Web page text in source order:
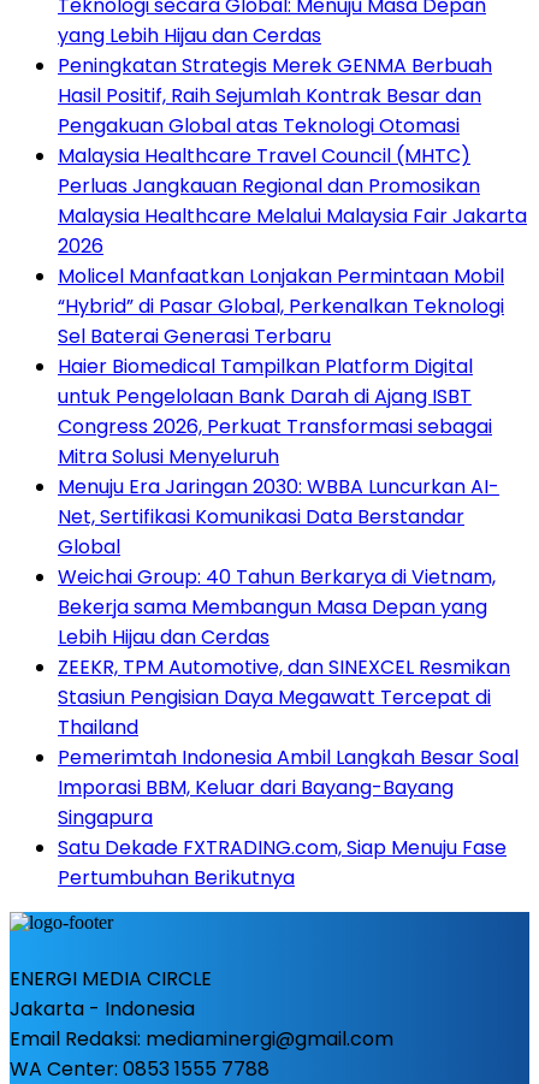
yang Lebih Hijau dan Cerdas
Peningkatan Strategis Merek GENMA Berbuah
Hasil Positif, Raih Sejumlah Kontrak Besar dan
Pengakuan Global atas Teknologi Otomasi
Malaysia Healthcare Travel Council (MHTC)
Perluas Jangkauan Regional dan Promosikan
Malaysia Healthcare Melalui Malaysia Fair Jakarta
2026
Molicel Manfaatkan Lonjakan Permintaan Mobil
“Hybrid” di Pasar Global, Perkenalkan Teknologi
Sel Baterai Generasi Terbaru
Haier Biomedical Tampilkan Platform Digital
untuk Pengelolaan Bank Darah di Ajang ISBT
Congress 2026, Perkuat Transformasi sebagai
Mitra Solusi Menyeluruh
Menuju Era Jaringan 2030: WBBA Luncurkan AI-
Net, Sertifikasi Komunikasi Data Berstandar
Global
Weichai Group: 40 Tahun Berkarya di Vietnam,
Bekerja sama Membangun Masa Depan yang
Lebih Hijau dan Cerdas
ZEEKR, TPM Automotive, dan SINEXCEL Resmikan
Stasiun Pengisian Daya Megawatt Tercepat di
Thailand
Pemerimtah Indonesia Ambil Langkah Besar Soal
Imporasi BBM, Keluar dari Bayang-Bayang
Singapura
Satu Dekade FXTRADING.com, Siap Menuju Fase
Pertumbuhan Berikutnya
ENERGI MEDIA CIRCLE
Jakarta - Indonesia
Email Redaksi: mediaminergi@gmail.com
WA Center: 0853 1555 7788